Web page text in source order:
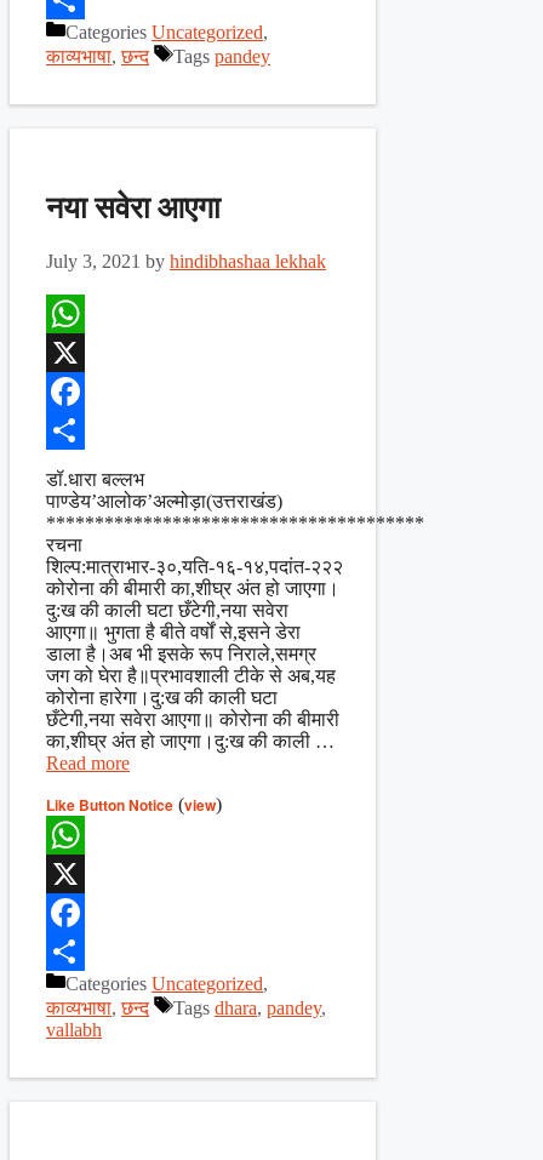
ShareCategories Uncategorized,
काव्यभाषा,छन्द Tags pandey
नया सवेरा आएगा
July 3, 2021 by hindibhashaa lekhak
WhatsApp
X
Facebook
Share
डॉ.धारा बल्लभ
पाण्डेय’आलोक’अल्मोड़ा(उत्तराखंड)
***************************************
रचना
शिल्प:मात्राभार-३०,यति-१६-१४,पदांत-२२२
कोरोना की बीमारी का,शीघ्र अंत हो जाएगा।
दु:ख की काली घटा छँटेगी,नया सवेरा
आएगा॥ भुगता है बीते वर्षों से,इसने डेरा
डाला है।अब भी इसके रूप निराले,समग्र
जग को घेरा है॥प्रभावशाली टीके से अब,यह
कोरोना हारेगा।दु:ख की काली घटा
छँटेगी,नया सवेरा आएगा॥ कोरोना की बीमारी
का,शीघ्र अंत हो जाएगा।दु:ख की काली …
Read more
Like Button Notice (view)
WhatsApp
X
Facebook
ShareCategories Uncategorized,
काव्यभाषा,छन्द Tags dhara, pandey,
vallabh